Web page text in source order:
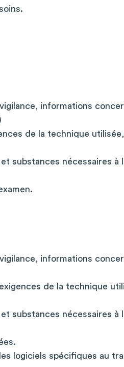
informations
de la technique
substances nécessaires à
informations
de la technique
substances nécessaires à
logiciels spécifiques au